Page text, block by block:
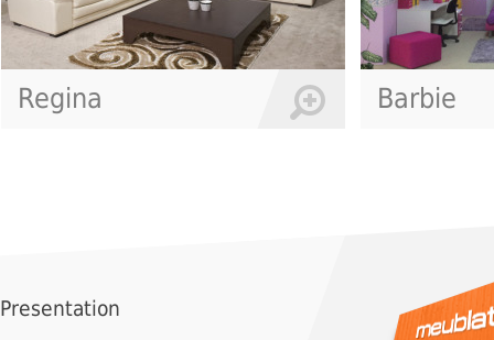
Presentation